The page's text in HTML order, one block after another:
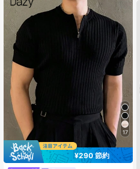
17
¥290 節約